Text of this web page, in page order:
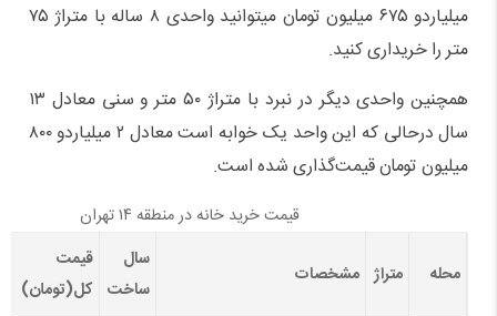
میلیاردو ۶۷۵ میلیون تومان میتوانید واحدی ۸ ساله با متراژ ۷۵
متر را خریداری کنید.
همچنین واحدی دیگر در نبرد با متراژ ۵۰ متر و سنی معادل ۱۳
سال درحالی که این واحد یک خوابه است معادل ۲ میلیاردو ۸۰۰
میلیون تومان قیمت‌گذاری شده است.
قیمت خرید خانه در منطقه ۱۴ تهران
محله متراژ مشخصات
سال
ساخت
قیمت
کل(تومان)